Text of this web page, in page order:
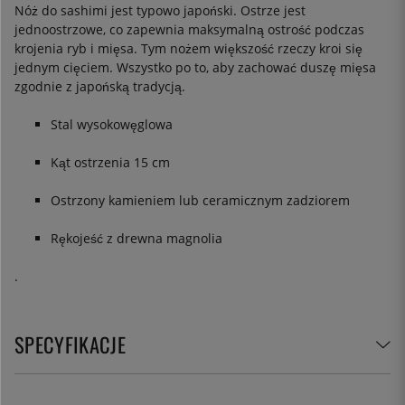
Nóż do sashimi jest typowo japoński. Ostrze jest
jednoostrzowe, co zapewnia maksymalną ostrość podczas
krojenia ryb i mięsa. Tym nożem większość rzeczy kroi się
jednym cięciem. Wszystko po to, aby zachować duszę mięsa
zgodnie z japońską tradycją.
Stal wysokowęglowa
Kąt ostrzenia 15 cm
Ostrzony kamieniem lub ceramicznym zadziorem
Rękojeść z drewna magnolia
.
SPECYFIKACJE